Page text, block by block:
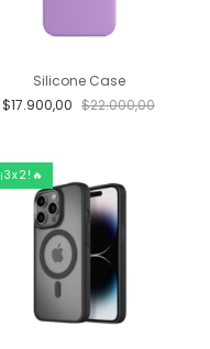
Silicone Case
$17.900,00 $22.000,00
¡3x2!🔥